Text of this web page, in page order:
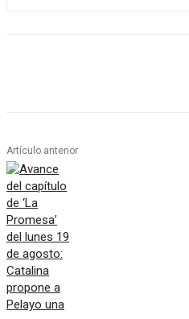
Artículo anterior